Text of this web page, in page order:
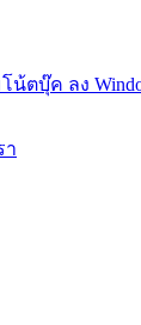
น้ตบุ๊ค ลง
า